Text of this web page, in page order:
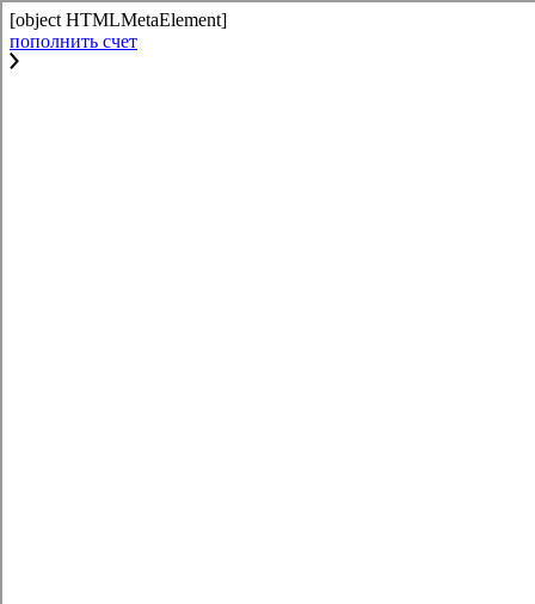
[object HTMLMetaElement]
пополнить счет